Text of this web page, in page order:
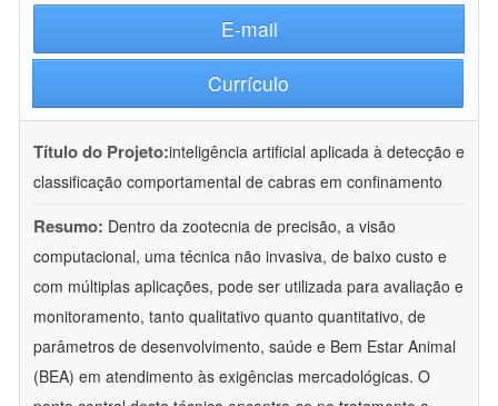
E-mail
Currículo
Título do Projeto:inteligência artificial aplicada à detecção e
classificação comportamental de cabras em confinamento
Resumo: Dentro da zootecnia de precisão, a visão
computacional, uma técnica não invasiva, de baixo custo e
com múltiplas aplicações, pode ser utilizada para avaliação e
monitoramento, tanto qualitativo quanto quantitativo, de
parâmetros de desenvolvimento, saúde e Bem Estar Animal
(BEA) em atendimento às exigências mercadológicas. O